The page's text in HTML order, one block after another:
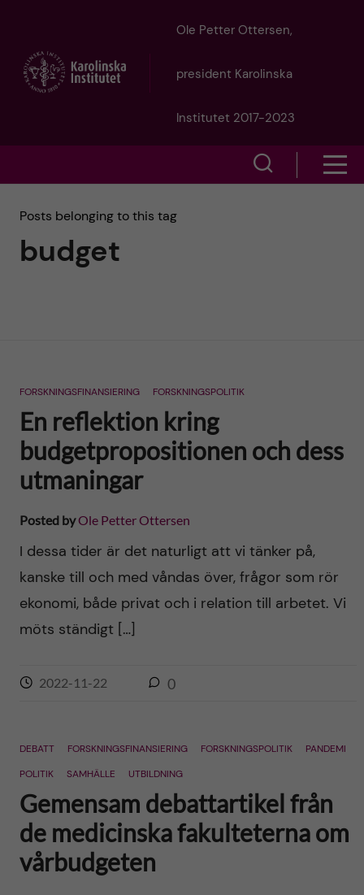
t
m
Ole Petter Ottersen,
president Karolinska
Institutet 2017-2023
h
d
u
Posts belonging to this tag
budget
FORSKNINGSFINANSIERING FORSKNINGSPOLITIK
En reflektion kring
budgetpropositionen och dess
utmaningar
Posted byOle Petter Ottersen
I dessa tider är det naturligt att vi tänker på,
kanske till och med våndas över, frågor som rör
ekonomi, både privat och i relation till arbetet. Vi
möts ständigt […]
2022-11-22 0
DEBATT FORSKNINGSFINANSIERING FORSKNINGSPOLITIK
PANDEMI
POLITIK
SAMHÄLLE UTBILDNING
Gemensam debattartikel från
de medicinska fakulteterna om
vårbudgeten